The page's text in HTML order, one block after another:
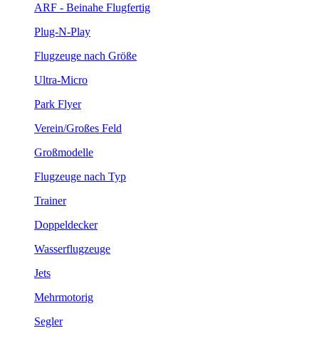
ARF - Beinahe Flugfertig
Plug-N-Play
Flugzeuge nach Größe
Ultra-Micro
Park Flyer
Verein/Großes Feld
Großmodelle
Flugzeuge nach Typ
Trainer
Doppeldecker
Wasserflugzeuge
Jets
Mehrmotorig
Segler